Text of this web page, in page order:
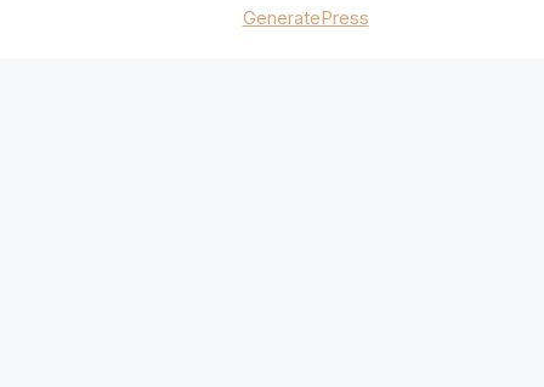
GeneratePress